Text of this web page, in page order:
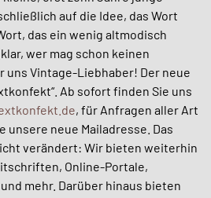
auf die Idee, das Wort
das ein wenig altmodisch
wer mag schon keinen
uns Vintage-Liebhaber! Der neue
Ab sofort finden Sie uns
, für Anfragen aller Art
neue Mailadresse. Das
verändert: Wir bieten weiterhin
Online-Portale,
mehr. Darüber hinaus bieten